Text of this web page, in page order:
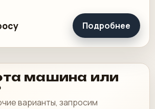
Подробнее
машина или
варианты, запросим